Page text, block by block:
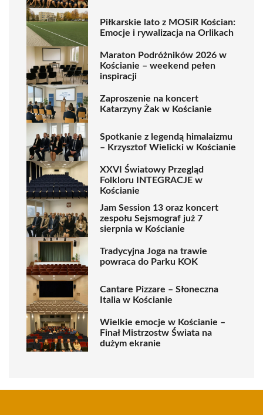
Piłkarskie lato z MOSiR Kościan:
Emocje i rywalizacja na Orlikach
Maraton Podróżników 2026 w
Kościanie – weekend pełen
inspiracji
Zaproszenie na koncert
Katarzyny Żak w Kościanie
Spotkanie z legendą himalaizmu
– Krzysztof Wielicki w Kościanie
XXVI Światowy Przegląd
Folkloru INTEGRACJE w
Kościanie
Jam Session 13 oraz koncert
zespołu Sejsmograf już 7
sierpnia w Kościanie
Tradycyjna Joga na trawie
powraca do Parku KOK
Cantare Pizzare – Słoneczna
Italia w Kościanie
Wielkie emocje w Kościanie –
Finał Mistrzostw Świata na
dużym ekranie